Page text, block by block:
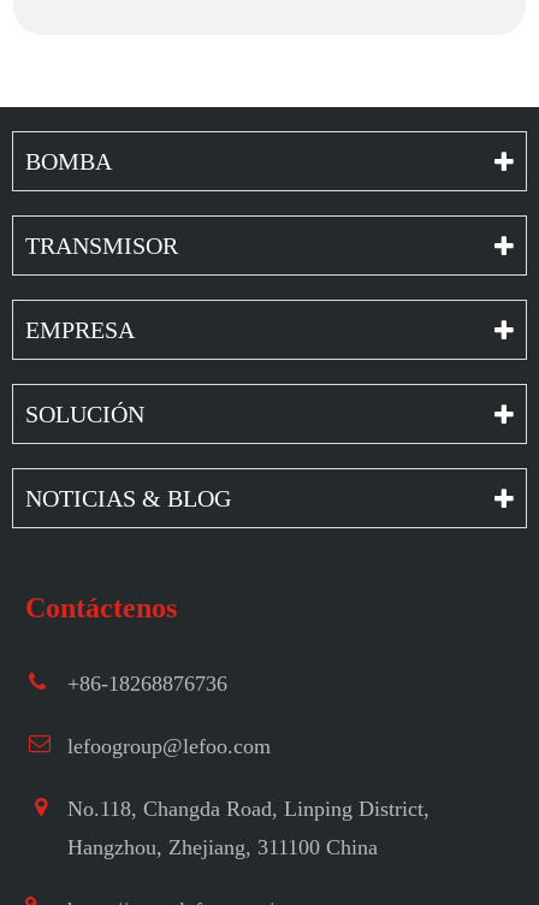
BOMBA
TRANSMISOR
EMPRESA
SOLUCIÓN
NOTICIAS & BLOG
Contáctenos
+86-18268876736
lefoogroup@lefoo.com
No.118, Changda Road, Linping District,
Hangzhou, Zhejiang, 311100 China